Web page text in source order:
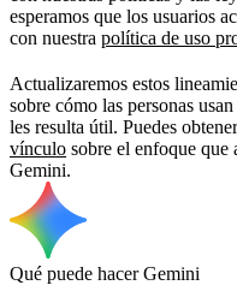
esperamos que los usuarios
con nuestra política de uso
Actualizaremos estos
sobre cómo las personas
les resulta útil. Puedes
vínculo sobre el enfoque que
Gemini.
Qué puede hacer Gemini